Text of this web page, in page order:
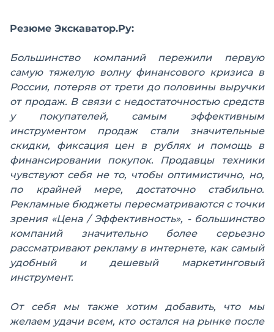
Резюме Экскаватор.Ру:
Большинство компаний пережили первую
самую тяжелую волну финансового кризиса в
России, потеряв от трети до половины выручки
от продаж. В связи с недостаточностью средств
у покупателей, самым эффективным
инструментом продаж стали значительные
скидки, фиксация цен в рублях и помощь в
финансировании покупок. Продавцы техники
чувствуют себя не то, чтобы оптимистично, но,
по крайней мере, достаточно стабильно.
Рекламные бюджеты пересматриваются с точки
зрения «Цена / Эффективность», - большинство
компаний значительно более серьезно
рассматривают рекламу в интернете, как самый
удобный и дешевый маркетинговый
инструмент.
От себя мы также хотим добавить, что мы
желаем удачи всем, кто остался на рынке после